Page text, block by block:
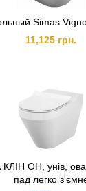
Simas
11,125 грн.
КЛІН ОН, унів,
пад легко